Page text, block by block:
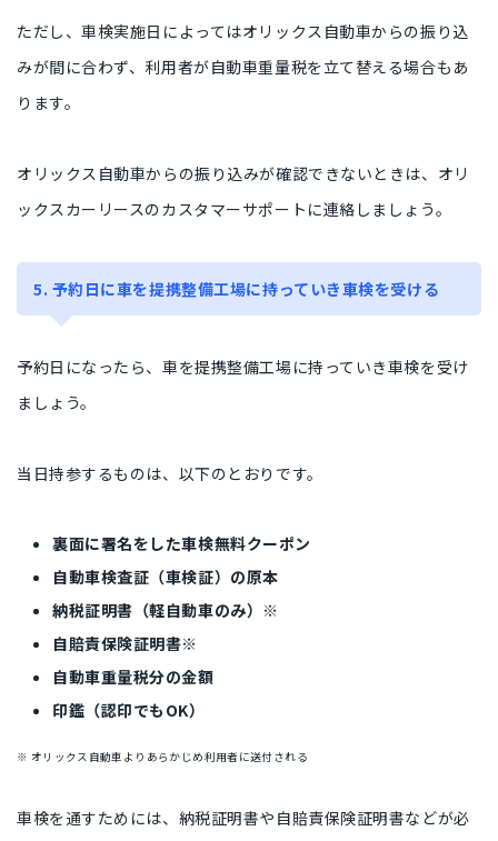
ただし、車検実施日によってはオリックス自動車からの振り込
みが間に合わず、利用者が自動車重量税を立て替える場合もあ
ります。
オリックス自動車からの振り込みが確認できないときは、オリ
ックスカーリースのカスタマーサポートに連絡しましょう。
5. 予約日に車を提携整備工場に持っていき車検を受ける
予約日になったら、車を提携整備工場に持っていき車検を受け
ましょう。
当日持参するものは、以下のとおりです。
裏面に署名をした車検無料クーポン
自動車検査証（車検証）の原本
納税証明書（軽自動車のみ）※
自賠責保険証明書※
自動車重量税分の金額
印鑑（認印でもOK）
※ オリックス自動車よりあらかじめ利用者に送付される
車検を通すためには、納税証明書や自賠責保険証明書などが必